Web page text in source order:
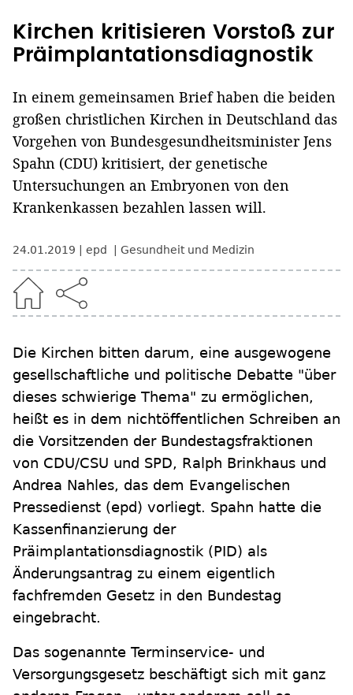
Kirchen kritisieren Vorstoß zur
Präimplantationsdiagnostik
In einem gemeinsamen Brief haben die beiden
großen christlichen Kirchen in Deutschland das
Vorgehen von Bundesgesundheitsminister Jens
Spahn (CDU) kritisiert, der genetische
Untersuchungen an Embryonen von den
Krankenkassen bezahlen lassen will.
24.01.2019 epd Gesundheit und Medizin
Die Kirchen bitten darum, eine ausgewogene
gesellschaftliche und politische Debatte "über
dieses schwierige Thema" zu ermöglichen,
heißt es in dem nichtöffentlichen Schreiben an
die Vorsitzenden der Bundestagsfraktionen
von CDU/CSU und SPD, Ralph Brinkhaus und
Andrea Nahles, das dem Evangelischen
Pressedienst (epd) vorliegt. Spahn hatte die
Kassenfinanzierung der
Präimplantationsdiagnostik (PID) als
Änderungsantrag zu einem eigentlich
fachfremden Gesetz in den Bundestag
eingebracht.
Das sogenannte Terminservice- und
Versorgungsgesetz beschäftigt sich mit ganz